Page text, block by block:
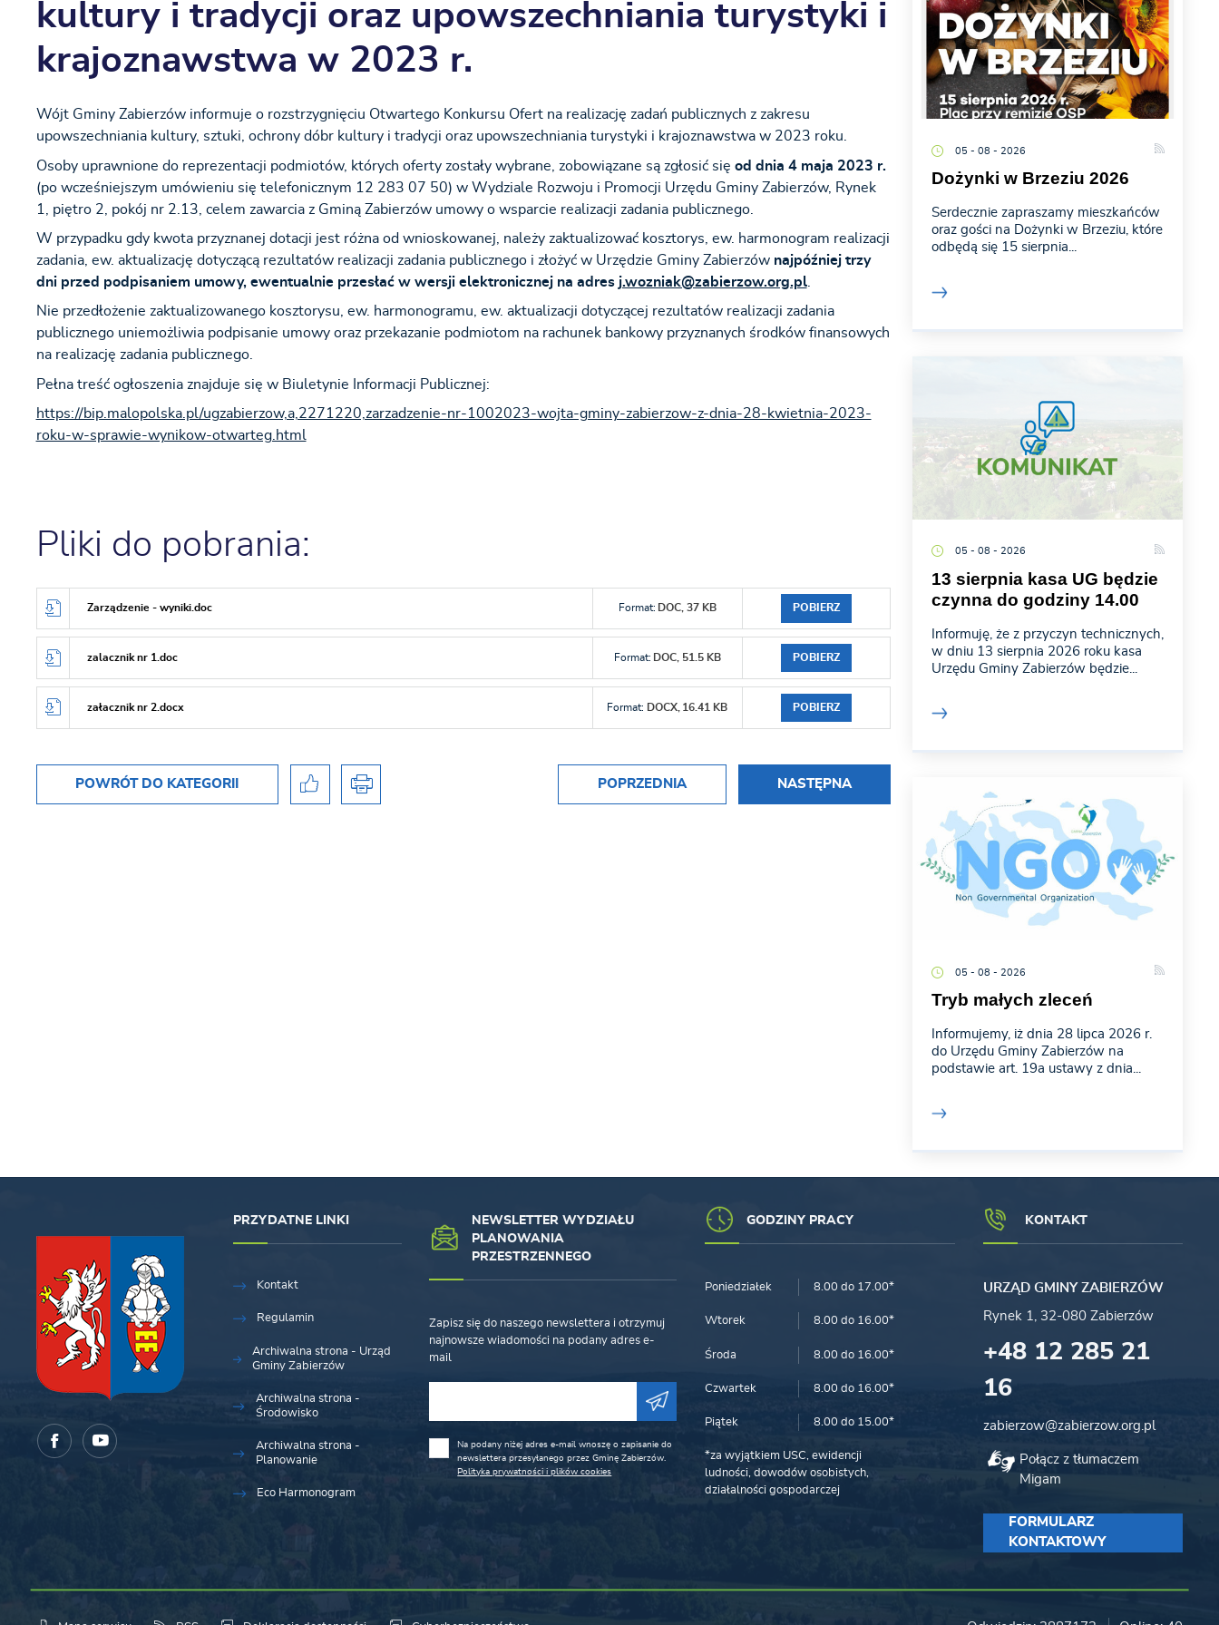
kultury i tradycji oraz upowszechniania turystyki i
krajoznawstwa w 2023 r.
Wójt Gminy Zabierzów informuje o rozstrzygnięciu Otwartego Konkursu Ofert na realizację zadań publicznych z zakresu
upowszechniania kultury, sztuki, ochrony dóbr kultury i tradycji oraz upowszechniania turystyki i krajoznawstwa w 2023 roku.
Osoby uprawnione do reprezentacji podmiotów, których oferty zostały wybrane, zobowiązane są zgłosić się od dnia 4 maja 2023 r.
(po wcześniejszym umówieniu się telefonicznym 12 283 07 50) w Wydziale Rozwoju i Promocji Urzędu Gminy Zabierzów, Rynek
1, piętro 2, pokój nr 2.13, celem zawarcia z Gminą Zabierzów umowy o wsparcie realizacji zadania publicznego.
W przypadku gdy kwota przyznanej dotacji jest różna od wnioskowanej, należy zaktualizować kosztorys, ew. harmonogram realizacji
zadania, ew. aktualizację dotyczącą rezultatów realizacji zadania publicznego i złożyć w Urzędzie Gminy Zabierzów najpóźniej trzy
dni przed podpisaniem umowy, ewentualnie przesłać w wersji elektronicznej na adres j.wozniak@zabierzow.org.pl.
Nie przedłożenie zaktualizowanego kosztorysu, ew. harmonogramu, ew. aktualizacji dotyczącej rezultatów realizacji zadania
publicznego uniemożliwia podpisanie umowy oraz przekazanie podmiotom na rachunek bankowy przyznanych środków finansowych
na realizację zadania publicznego.
Pełna treść ogłoszenia znajduje się w Biuletynie Informacji Publicznej:
https://bip.malopolska.pl/ugzabierzow,a,2271220,zarzadzenie-nr-1002023-wojta-gminy-zabierzow-z-dnia-28-kwietnia-2023-
roku-w-sprawie-wynikow-otwarteg.html
Pliki do pobrania:
Zarządzenie - wyniki.doc Format: DOC, 37 KB POBIERZ
zalacznik nr 1.doc Format: DOC, 51.5 KB POBIERZ
załacznik nr 2.docx Format: DOCX, 16.41 KB POBIERZ
POWRÓT DO KATEGORII POPRZEDNIA NASTĘPNA
05 - 08 - 2026
Dożynki w Brzeziu 2026
Serdecznie zapraszamy mieszkańców
oraz gości na Dożynki w Brzeziu, które
odbędą się 15 sierpnia...
05 - 08 - 2026
13 sierpnia kasa UG będzie
czynna do godziny 14.00
Informuję, że z przyczyn technicznych,
w dniu 13 sierpnia 2026 roku kasa
Urzędu Gminy Zabierzów będzie...
05 - 08 - 2026
Tryb małych zleceń
Informujemy, iż dnia 28 lipca 2026 r.
do Urzędu Gminy Zabierzów na
podstawie art. 19a ustawy z dnia...
PRZYDATNE LINKI
Kontakt
Regulamin
Archiwalna strona - Urząd
Gminy Zabierzów
Archiwalna strona -
Środowisko
Archiwalna strona -
Planowanie
Eco Harmonogram
NEWSLETTER WYDZIAŁU
PLANOWANIA
PRZESTRZENNEGO
Zapisz się do naszego newslettera i otrzymuj
najnowsze wiadomości na podany adres e-
mail
Na podany niżej adres e-mail wnoszę o zapisanie do
newslettera przesyłanego przez Gminę Zabierzów.
Polityka prywatności i plików cookies
GODZINY PRACY
Poniedziałek 8.00 do 17.00*
Wtorek 8.00 do 16.00*
Środa 8.00 do 16.00*
Czwartek 8.00 do 16.00*
Piątek 8.00 do 15.00*
*za wyjątkiem USC, ewidencji
ludności, dowodów osobistych,
działalności gospodarczej
KONTAKT
URZĄD GMINY ZABIERZÓW
Rynek 1, 32-080 Zabierzów
+48 12 285 21
16
zabierzow@zabierzow.org.pl
Połącz z tłumaczem
Migam
FORMULARZ
KONTAKTOWY